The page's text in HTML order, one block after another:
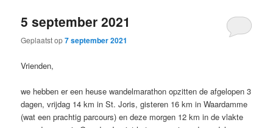
5 september 2021
Geplaatst op7 september 2021
Vrienden,
we hebben er een heuse wandelmarathon opzitten de afgelopen 3
dagen, vrijdag 14 km in St. Joris, gisteren 16 km in Waardamme
(wat een prachtig parcours) en deze morgen 12 km in de vlakte